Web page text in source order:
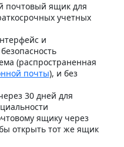
почтовый ящик для
учетных
и
(распространенная
почты), и без
30 дней для
ящику через
открыть тот же ящик